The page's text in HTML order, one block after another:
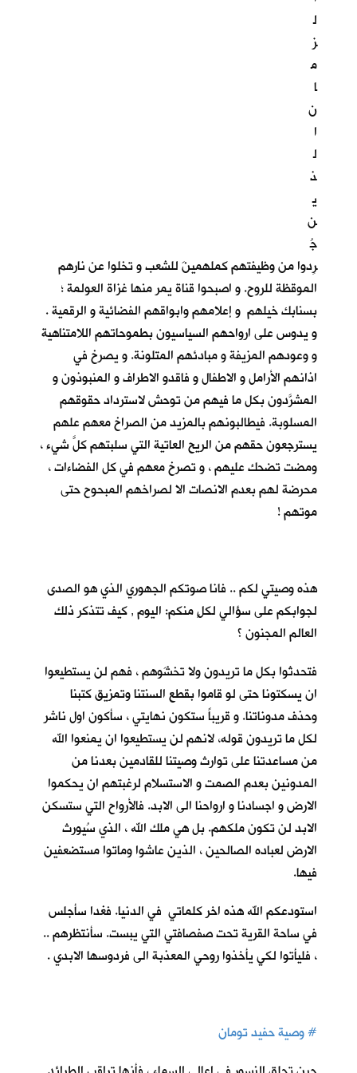
ل
ز
م
ا
ن
ا
ل
ذ
ي
ن
جُ
رِدوا من وظيفتهم كملهمينَ للشعب و تخلوا عن نارهم
الموقظة للروح. و اصبحوا قناة يمر منها غزاة العولمة ؛
بسنابك خيلهم و إعلامهم وابواقهم الفضائية و الرقمية .
و يدوس على ارواحهم السياسيون بطموحاتهم اللامتناهية
و وعودهم المزيفة و مبادئهم المتلونة. و يصرخ في
اذانهم الأرامل و الاطفال و فاقدو الاطراف و المنبوذون و
المشرَّدون بكل ما فيهم من توحش لاسترداد حقوقهم
المسلوبة. فيطالبونهم بالمزيد من الصراخ معهم علهم
يسترجعون حقهم من الريح العاتية التي سلبتهم كلَّ شيء ،
ومضت تضحك عليهم ، و تصرخ معهم في كل الفضاءات ،
محرضة لهم بعدم الانصات الا لصراخهم المبحوح حتى
موتهم !
هذه وصيتي لكم .. فانا صوتكم الجهوري الذي هو الصدى
لجوابكم على سؤالي لكلٍ منكم: اليوم , كيف تتذكر ذلك
العالم المجنون ؟
فتحدثوا بكل ما تريدون ولا تخشَوهم ، فهم لن يستطيعوا
ان يسكتونا حتى لو قاموا بقطع السنتنا وتمزيق كتبنا
وحذف مدوناتنا. و قريباً ستكون نهايتي ، سأكون اول ناشر
لكل ما تريدون قوله، لانهم لن يستطيعوا ان يمنعوا الله
من مساعدتنا على توارث وصيتنا للقادمين بعدنا من
المدونين بعدم الصمت و الاستسلام لرغبتهم ان يحكموا
الارض و اجسادنا و ارواحنا الى الابد. فالأرواح التي ستسكن
الابد لن تكون ملكهم. بل هي ملك الله ، الذي سُيورث
الارض لعباده الصالحين ، الذين عاشوا وماتوا مستضعفين
فيها.
استودعكم الله هذه اخر كلماتي في الدنيا. فغدا سأجلس
في ساحة القرية تحت صفصافتي التي يبست. سأنتظرهم ..
، فليأتوا لكي يأخذوا روحي المعذبة الى فردوسها الابدي .
#وصية حفيد تومان